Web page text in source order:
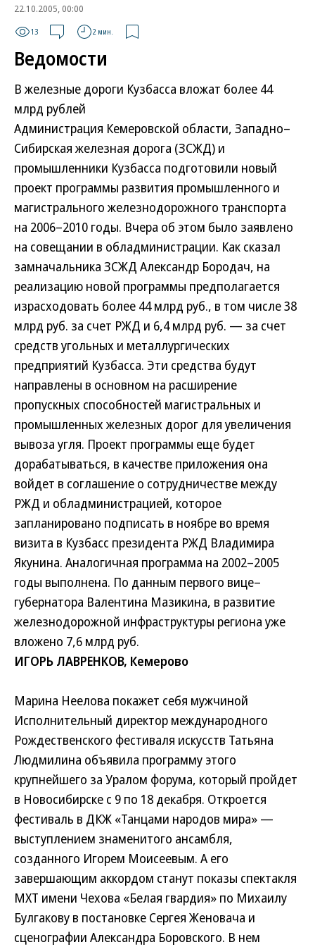
22.10.2005, 00:00
13 2 мин.
Ведомости
В железные дороги Кузбасса вложат более 44
млрд рублей
Администрация Кемеровской области, Западно–
Сибирская железная дорога (ЗСЖД) и
промышленники Кузбасса подготовили новый
проект программы развития промышленного и
магистрального железнодорожного транспорта
на 2006–2010 годы. Вчера об этом было заявлено
на совещании в обладминистрации. Как сказал
замначальника ЗСЖД Александр Бородач, на
реализацию новой программы предполагается
израсходовать более 44 млрд руб., в том числе 38
млрд руб. за счет РЖД и 6,4 млрд руб. — за счет
средств угольных и металлургических
предприятий Кузбасса. Эти средства будут
направлены в основном на расширение
пропускных способностей магистральных и
промышленных железных дорог для увеличения
вывоза угля. Проект программы еще будет
дорабатываться, в качестве приложения она
войдет в соглашение о сотрудничестве между
РЖД и обладминистрацией, которое
запланировано подписать в ноябре во время
визита в Кузбасс президента РЖД Владимира
Якунина. Аналогичная программа на 2002–2005
годы выполнена. По данным первого вице–
губернатора Валентина Мазикина, в развитие
железнодорожной инфраструктуры региона уже
вложено 7,6 млрд руб.
ИГОРЬ ЛАВРЕНКОВ, Кемерово
Марина Неелова покажет себя мужчиной
Исполнительный директор международного
Рождественского фестиваля искусств Татьяна
Людмилина объявила программу этого
крупнейшего за Уралом форума, который пройдет
в Новосибирске с 9 по 18 декабря. Откроется
фестиваль в ДКЖ «Танцами народов мира» —
выступлением знаменитого ансамбля,
созданного Игорем Моисеевым. А его
завершающим аккордом станут показы спектакля
МХТ имени Чехова «Белая гвардия» по Михаилу
Булгакову в постановке Сергея Женовача и
сценографии Александра Боровского. В нем